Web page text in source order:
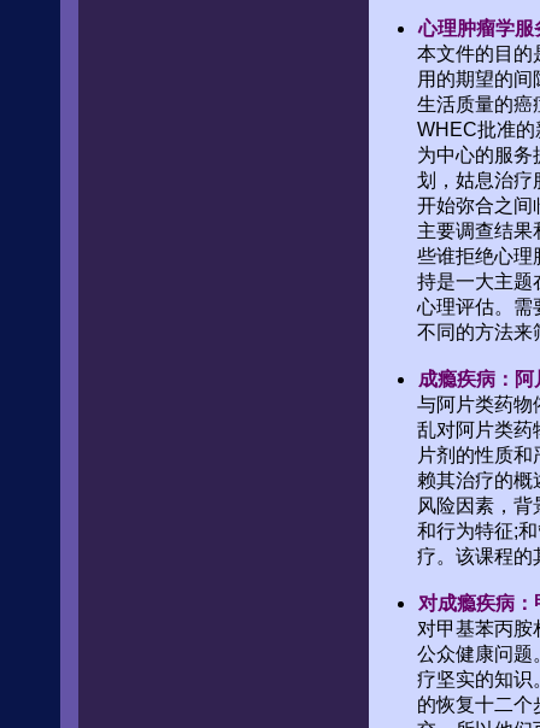
心理肿瘤学服
本文件的目的
用的期望的
生活质量的癌
WHEC批准的
为中心的服务
划，姑息治疗
开始弥合之间
主要调查结果
些谁拒绝心理
持是一大主题
心理评估。需
不同的方法来
成瘾疾病：
与阿片类药物
乱对阿片类药
片剂的性质
赖其治疗的概
风险因素，
和行为特征;
疗。该课程的
对成瘾疾病
对甲基苯丙胺
公众健康问题
疗坚实的知识
的恢复十二个